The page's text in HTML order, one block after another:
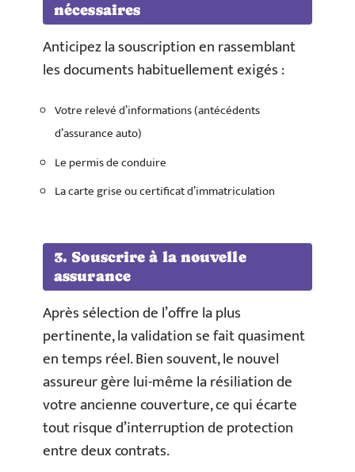
nécessaires
Anticipez la souscription en rassemblant
les documents habituellement exigés :
Votre relevé d’informations (antécédents
d’assurance auto)
Le permis de conduire
La carte grise ou certificat d’immatriculation
3. Souscrire à la nouvelle
assurance
Après sélection de l’offre la plus
pertinente, la validation se fait quasiment
en temps réel. Bien souvent, le nouvel
assureur gère lui-même la résiliation de
votre ancienne couverture, ce qui écarte
tout risque d’interruption de protection
entre deux contrats.